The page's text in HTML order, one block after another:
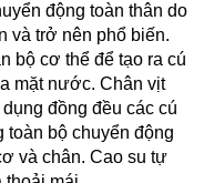
động toàn thân do
và trở nên phổ biến.
bộ cơ thể để tạo ra cú
mặt nước. Chân vịt
đồng đều các cú
toàn bộ chuyển động
và chân. Cao su tự